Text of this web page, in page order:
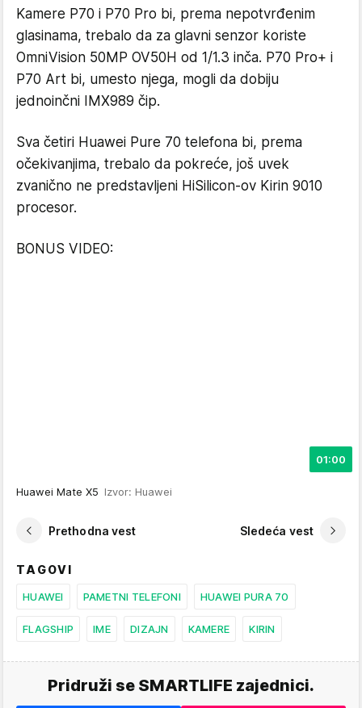
Kamere P70 i P70 Pro bi, prema nepotvrđenim
glasinama, trebalo da za glavni senzor koriste
OmniVision 50MP OV50H od 1/1.3 inča. P70 Pro+ i
P70 Art bi, umesto njega, mogli da dobiju
jednoinčni IMX989 čip.
Sva četiri Huawei Pure 70 telefona bi, prema
očekivanjima, trebalo da pokreće, još uvek
zvanično ne predstavljeni HiSilicon-ov Kirin 9010
procesor.
BONUS VIDEO:
01:00
Huawei Mate X5 Izvor: Huawei
Prethodna vest Sledeća vest
TAGOVI
HUAWEI PAMETNI TELEFONI HUAWEI PURA 70
FLAGSHIP IME DIZAJN KAMERE KIRIN
Pridruži se SMARTLIFE zajednici.